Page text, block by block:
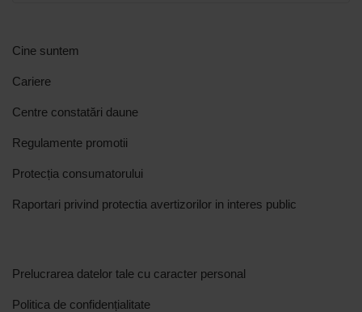
Cine suntem
Cariere
Centre constatări daune
Regulamente promotii
Protecția consumatorului
Raportari privind protectia avertizorilor in interes public
Prelucrarea datelor tale cu caracter personal
Politica de confidențialitate